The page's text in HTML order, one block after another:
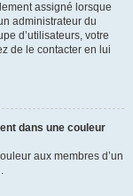
assigné lorsque
administrateur du
d’utilisateurs, votre
de le contacter en lui
dans une couleur
aux membres d’un